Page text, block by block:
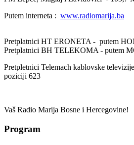
Putem interneta : www.radiomarija.ba
Pretplatnici HT ERONETA - putem
Pretplatnici BH TELEKOMA - putem
Pretpletnici Telemach kablovske
poziciji 623
Vaš Radio Marija Bosne i Hercegovine!
Program